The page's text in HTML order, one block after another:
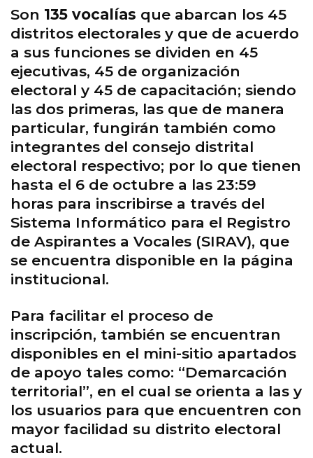
Son 135 vocalías que abarcan los 45
distritos electorales y que de acuerdo
a sus funciones se dividen en 45
ejecutivas, 45 de organización
electoral y 45 de capacitación; siendo
las dos primeras, las que de manera
particular, fungirán también como
integrantes del consejo distrital
electoral respectivo; por lo que tienen
hasta el 6 de octubre a las 23:59
horas para inscribirse a través del
Sistema Informático para el Registro
de Aspirantes a Vocales (SIRAV), que
se encuentra disponible en la página
institucional.
Para facilitar el proceso de
inscripción, también se encuentran
disponibles en el mini-sitio apartados
de apoyo tales como: “Demarcación
territorial”, en el cual se orienta a las y
los usuarios para que encuentren con
mayor facilidad su distrito electoral
actual.